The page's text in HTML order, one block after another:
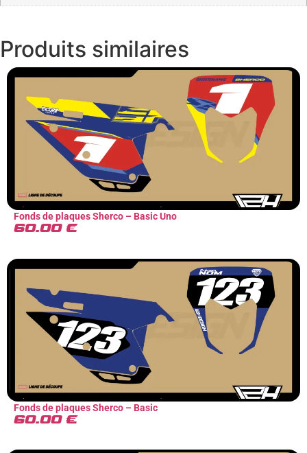
Produits similaires
Fonds de plaques Sherco – Basic Uno
60.00 €
Fonds de plaques Sherco – Basic
60.00 €